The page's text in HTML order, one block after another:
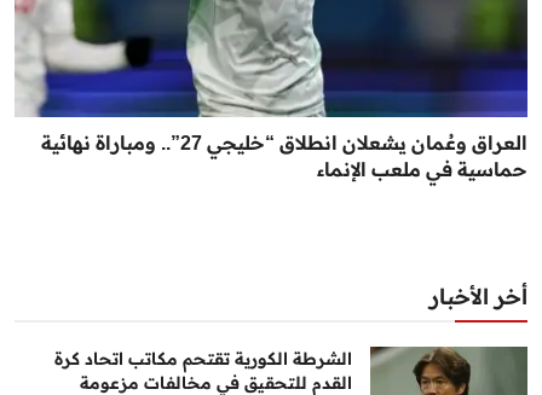
العراق وعُمان يشعلان انطلاق “خليجي 27”.. ومباراة نهائية
حماسية في ملعب الإنماء
أخر الأخبار
الشرطة الكورية تقتحم مكاتب اتحاد كرة
القدم للتحقيق في مخالفات مزعومة